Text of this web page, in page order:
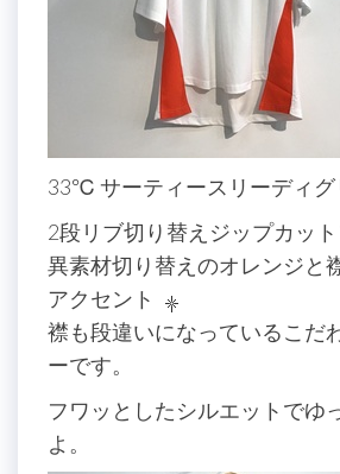
33℃ サーティースリーディグ
2段リブ切り替えジップカッ
異素材切り替えのオレンジと
アクセント
襟も段違いになっているこだ
ーです。
フワッとしたシルエットでゆ
よ。